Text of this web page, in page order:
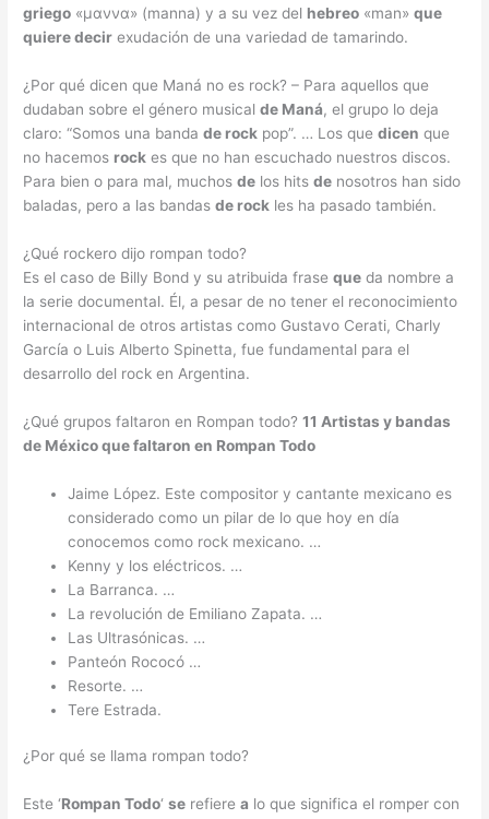
griego «μαννα» (manna) y a su vez del hebreo «man»que
quiere decir exudación de una variedad de tamarindo.
¿Por qué dicen que Maná no es rock? – Para aquellos que
dudaban sobre el género musicalde Maná, el grupo lo deja
claro: “Somos una bandade rock pop”. … Los quedicen que
no hacemos rock es que no han escuchado nuestros discos.
Para bien o para mal, muchosde los hitsde nosotros han sido
baladas, pero a las bandasde rock les ha pasado también.
¿Qué rockero dijo rompan todo?
Es el caso de Billy Bond y su atribuida fraseque da nombre a
la serie documental. Él, a pesar de no tener el reconocimiento
internacional de otros artistas como Gustavo Cerati, Charly
García o Luis Alberto Spinetta, fue fundamental para el
desarrollo del rock en Argentina.
¿Qué grupos faltaron en Rompan todo?11 Artistas y bandas
de México quefaltaron en Rompan Todo
Jaime López. Este compositor y cantante mexicano es
considerado como un pilar de lo que hoy en día
conocemos como rock mexicano. …
Kenny y los eléctricos. …
La Barranca. …
La revolución de Emiliano Zapata. …
Las Ultrasónicas. …
Panteón Rococó …
Resorte. …
Tere Estrada.
¿Por qué se llama rompan todo?
Este ‘Rompan Todo‘se refierea lo que significa el romper con